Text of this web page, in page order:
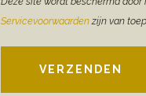
Servicevoorwaardenzijn van
VERZENDEN